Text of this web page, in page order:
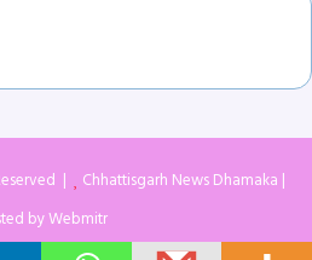
| Chhattisgarh News Dhamaka |
byWebmitr